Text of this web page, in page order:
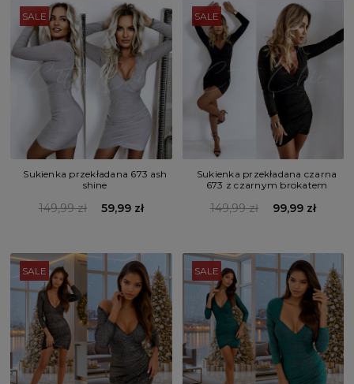
SALE
Sukienka przekładana 673 ash
shine
149,99 zł 59,99 zł
SALE
Sukienka przekładana czarna
673 z czarnym brokatem
149,99 zł 99,99 zł
SALE SALE